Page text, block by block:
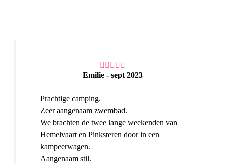
Emilie - sept 2023
Prachtige camping.
Zeer aangenaam zwembad.
We brachten de twee lange weekenden van
Hemelvaart en Pinksteren door in een
kampeerwagen.
Aangenaam stil.